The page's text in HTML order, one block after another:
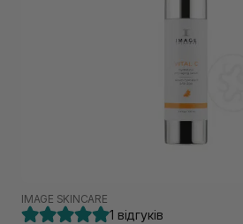
IMAGE SKINCARE
1 відгуків